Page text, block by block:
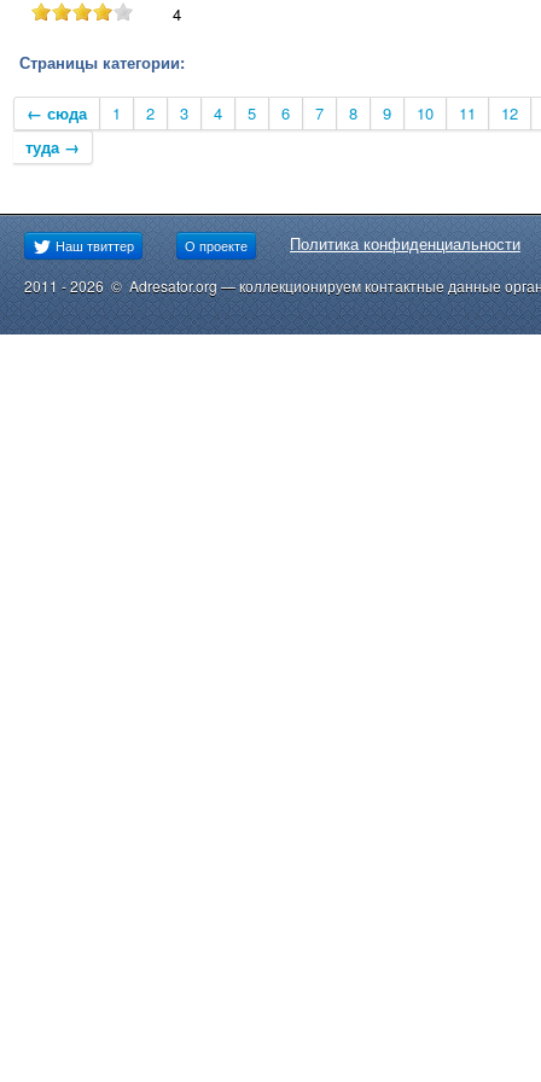
4
Страницы категории:
← сюда 1 2 3 4 5 6 7 8 9 10 11
12
туда →
Наш твиттер О проекте Политика конфиденциальности
2011 - 2026 © Adresator.org — коллекционируем контактные данные